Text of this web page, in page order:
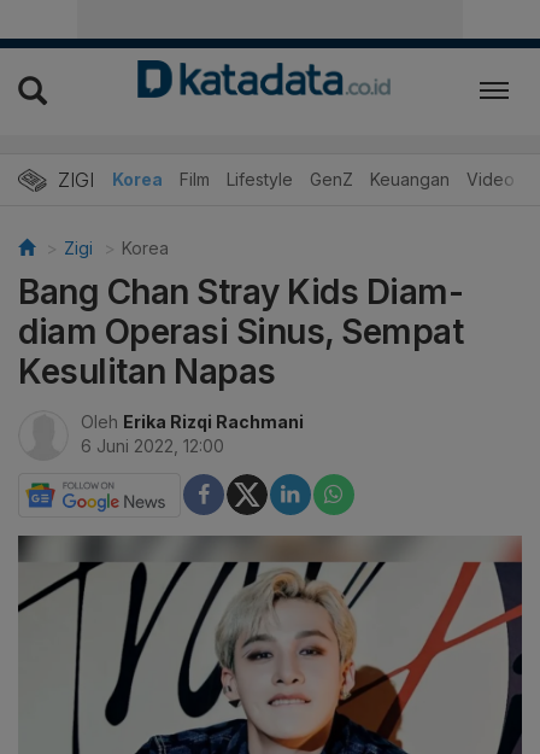
ZIGI
Hits Korea Film Lifestyle GenZ Keuangan Video
Zigi Korea
Bang Chan Stray Kids Diam-
diam Operasi Sinus, Sempat
Kesulitan Napas
Oleh Erika Rizqi Rachmani
6 Juni 2022, 12:00